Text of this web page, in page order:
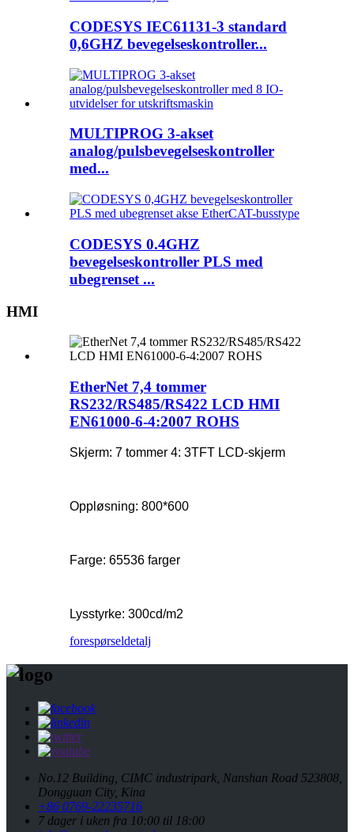
CODESYS IEC61131-3 standard
0,6GHZ bevegelseskontroller...
MULTIPROG 3-akset
analog/pulsbevegelseskontroller
med...
CODESYS 0.4GHZ
bevegelseskontroller PLS med
ubegrenset ...
HMI
EtherNet 7,4 tommer
RS232/RS485/RS422 LCD HMI
EN61000-6-4:2007 ROHS
Skjerm: 7 tommer 4: 3TFT LCD-skjerm
Oppløsning: 800*600
Farge: 65536 farger
Lysstyrke: 300cd/m2
forespørseldetalj
No.12 Building, CIMC industripark, Nanshan Road 523808,
Dongguan City, Kina
+86 0769-22235716
7 dager i uken fra 10:00 til 18:00